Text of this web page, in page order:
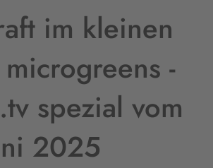
im kleinen
-
spezial vom
2025